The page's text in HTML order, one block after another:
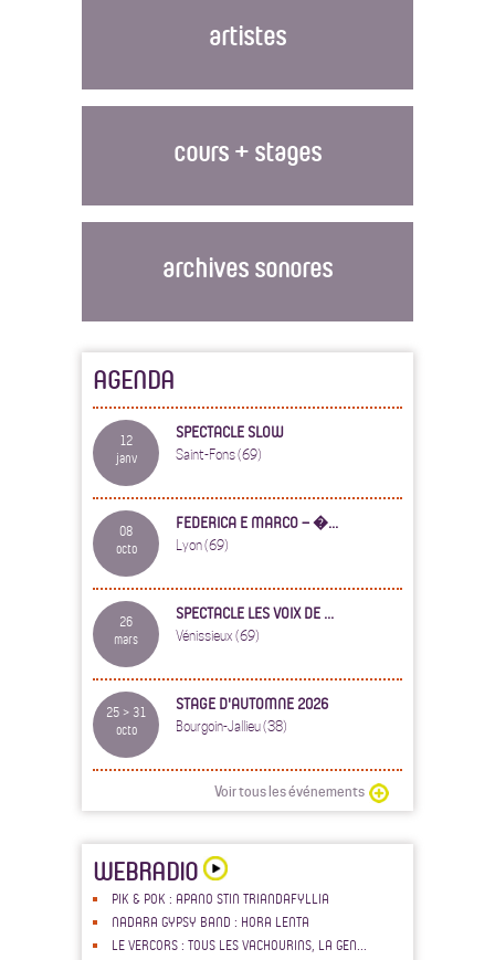
artistes
cours + stages
archives sonores
AGENDA
12
janv
SPECTACLE SLOW
Saint-Fons (69)
08
octo
FEDERICA E MARCO – �...
Lyon (69)
26
mars
SPECTACLE LES VOIX DE ...
Vénissieux (69)
25 > 31
octo
STAGE D'AUTOMNE 2026
Bourgoin-Jallieu (38)
Voir tous les événements
WEBRADIO
PIK & POK : APANO STIN TRIANDAFYLLIA
NADARA GYPSY BAND : HORA LENTA
LE VERCORS : TOUS LES VACHOURINS, LA GEN...